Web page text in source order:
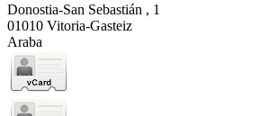
Donostia-San Sebastián , 1
01010 Vitoria-Gasteiz
Araba